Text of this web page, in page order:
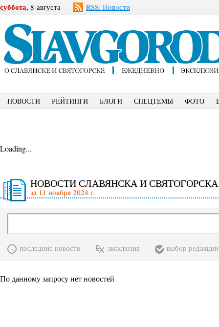
суббота, 8 августа RSS: Новости
НОВОСТИ РЕЙТИНГИ БЛОГИ СПЕЦТЕМЫ ФОТО
Loading...
НОВОСТИ СЛАВЯНСКА И
за 11 ноября 2024 г.
последние новости эксклюзив выбор редакции
По данному запросу нет новостей